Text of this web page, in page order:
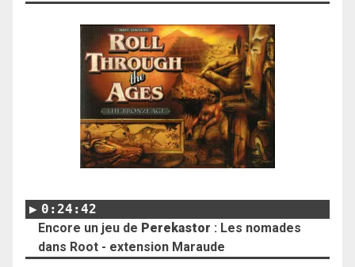
0:24:42
Encore un jeu de Perekastor : Les nomades
dans Root - extension Maraude